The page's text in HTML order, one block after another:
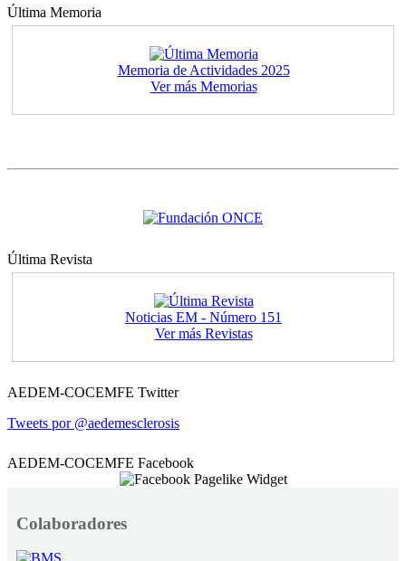
Última Memoria
Memoria de Actividades 2025
Ver más Memorias
Última Revista
Noticias EM - Número 151
Ver más Revistas
AEDEM-COCEMFE Twitter
Tweets por @aedemesclerosis
AEDEM-COCEMFE Facebook
Colaboradores